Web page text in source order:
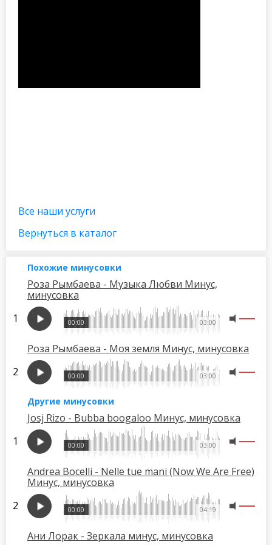
Все наши услуги
Вернуться в каталог
Похожие минусовки
Роза Рымбаева - Музыка Любви Минус,
минусовка
03:00
00:00
Роза Рымбаева - Моя земля Минус, минусовка
03:00
00:00
Другие минусовки
Josj Rizo - Bubba boogaloo Минус, минусовка
03:00
00:00
Andrea Bocelli - Nelle tue mani (Now We Are Free)
Минус, минусовка
04:19
00:00
Ани Лорак - Зеркала минус, минусовка